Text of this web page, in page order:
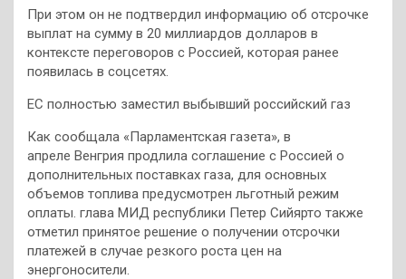
При этом он не подтвердил информацию об отсрочке
выплат на сумму в 20 миллиардов долларов в
контексте переговоров с Россией, которая ранее
появилась в соцсетях.
ЕС полностью заместил выбывший российский газ
Как сообщала «Парламентская газета», в
апреле Венгрия продлила соглашение с Россией о
дополнительных поставках газа, для основных
объемов топлива предусмотрен льготный режим
оплаты. глава МИД республики Петер Сийярто также
отметил принятое решение о получении отсрочки
платежей в случае резкого роста цен на
энергоносители.